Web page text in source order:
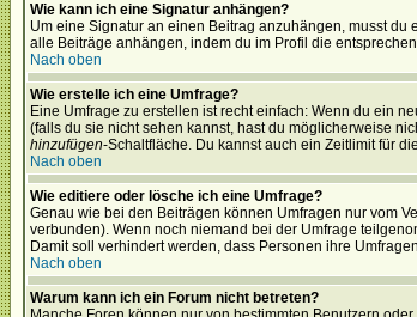
Wie kann ich eine Signatur anhängen?
Um eine Signatur an einen Beitrag anzuhängen, musst
alle Beiträge anhängen, indem du im Profil die
Nach oben
Wie erstelle ich eine Umfrage?
Eine Umfrage zu erstellen ist recht einfach: Wenn du ein
(falls du sie nicht sehen kannst, hast du möglicherweise
hinzufügen-Schaltfläche. Du kannst auch ein Zeitlimit für
Nach oben
Wie editiere oder lösche ich eine Umfrage?
Genau wie bei den Beiträgen können Umfragen nur vom
verbunden). Wenn noch niemand bei der Umfrage
Damit soll verhindert werden, dass Personen ihre
Nach oben
Warum kann ich ein Forum nicht betreten?